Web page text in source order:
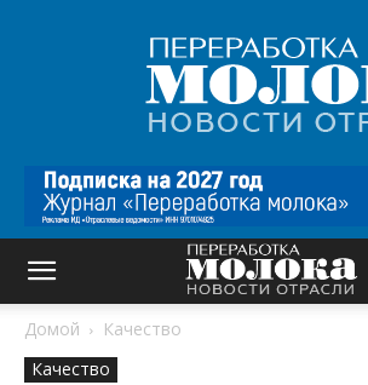
|
Домой
Качество
Качество